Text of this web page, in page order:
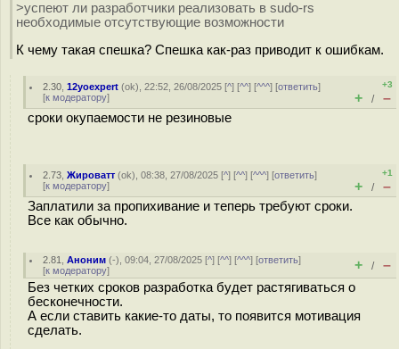
>успеют ли разработчики реализовать в sudo-rs
необходимые отсутствующие возможности
К чему такая спешка? Спешка как-раз приводит к ошибкам.
2.30 ,12yoexpert (ok), 22:52, 26/08/2025 [^] [^^] [^^^] [ответить]
[к модератору]
+3
+ / –
сроки окупаемости не резиновые
2.73 ,Жироватт (ok), 08:38, 27/08/2025 [^] [^^] [^^^] [ответить]
[к модератору]
+1
+ / –
Заплатили за пропихивание и теперь требуют сроки.
Все как обычно.
2.81 ,Аноним (-), 09:04, 27/08/2025 [^] [^^] [^^^] [ответить]
[к модератору] + / –
Без четких сроков разработка будет растягиваться о
бесконечности.
А если ставить какие-то даты, то появится мотивация
сделать.